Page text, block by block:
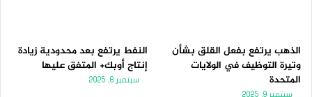
الذهب يرتفع بفعل القلق بشأن
وتيرة التوظيف في الولايات
المتحدة
سبتمبر 9, 2025
النفط يرتفع بعد محدودية زيادة
إنتاج أوبك+ المتفق عليها
سبتمبر 8, 2025